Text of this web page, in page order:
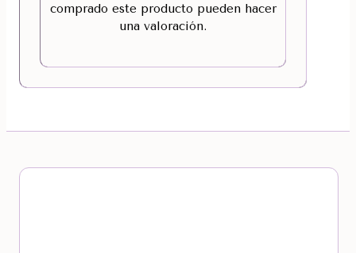
comprado este producto pueden hacer
una valoración.